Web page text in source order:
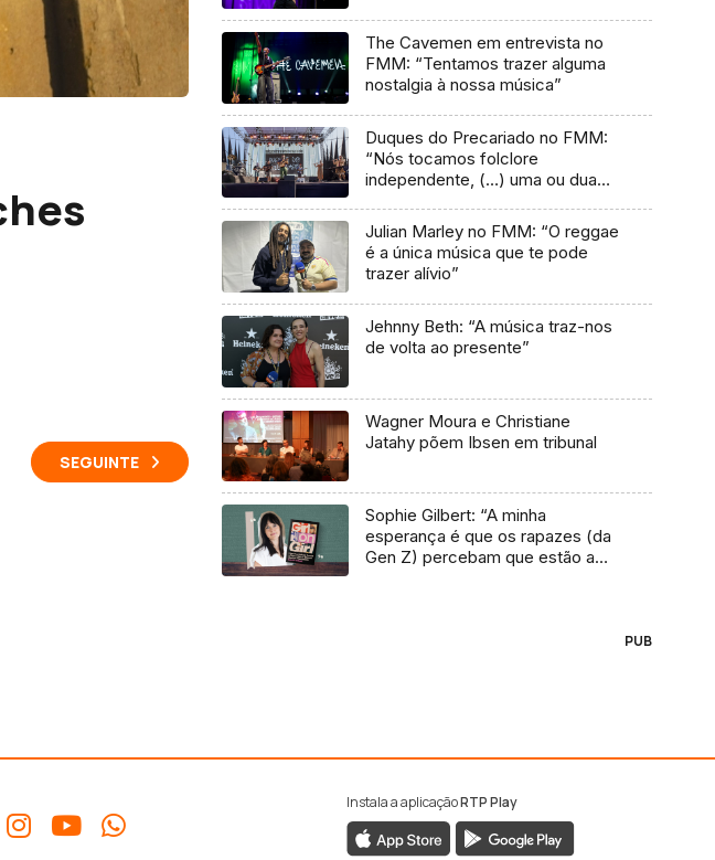
SEGUINTE
The Cavemen em entrevista no
FMM: “Tentamos trazer alguma
nostalgia à nossa música”
Duques do Precariado no FMM:
“Nós tocamos folclore
independente, (…) uma ou duas
Julian Marley no FMM: “O reggae
é a única música que te pode
trazer alívio”
Jehnny Beth: “A música traz-nos
de volta ao presente”
Wagner Moura e Christiane
Jatahy põem Ibsen em tribunal
Sophie Gilbert: “A minha
esperança é que os rapazes (da
Gen Z) percebam que estão a
PUB
Instala a aplicaçãoRTP Play